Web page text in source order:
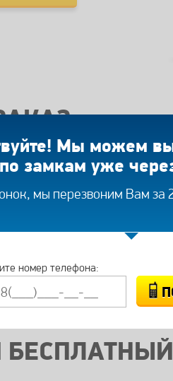
10-20 минут
специалист
Мы можем
по замкам уже
мы перезвоним Вам за
номер телефона: